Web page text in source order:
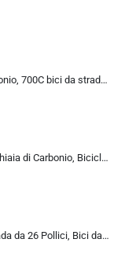
KABON Bici da corsa carbonio, 700C bici da strada T800 Completamente carbonio con Shimano 105 R7000 22 velocità 8.1 KG Leg…
KABON Bici da Strada in Ghiaia di Carbonio, Bicicletta con Telaio in Fibra di Carbonio T800 con Bicicletta da Corsa con Fr…
ALQPPM Bicicletta da Strada da 26 Pollici, Bici da 24 Velocità, Freno a Doppio Disco, Telaio in Acciaio ad Alto Tenore Di …